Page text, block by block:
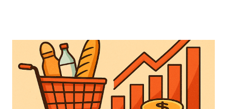
markt betekent dat je je geld lange tijd belegd laat staan. Je
koopt bijvoorbeeld aandelen of ETF’s en in plaats van
steeds in en uit te stappen, laat je het gewoon staan — jaar
in, jaar uit. Het idee is simpel: hoe langer je belegd blijft,
hoe groter de kans dat je rendement zich opstapelt. Aan de